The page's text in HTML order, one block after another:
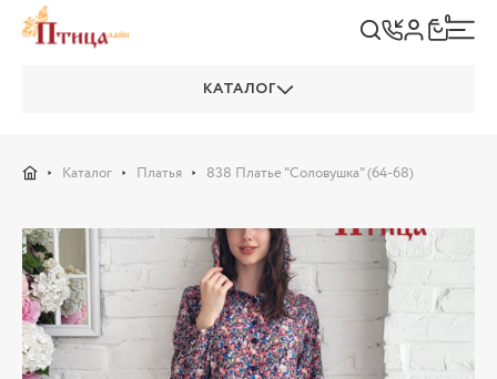
0
КАТАЛОГ
Каталог Платья 838 Платье "Соловушка" (64-68)